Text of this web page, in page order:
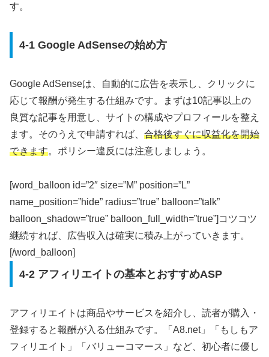
す。
4-1 Google AdSenseの始め方
Google AdSenseは、自動的に広告を表示し、クリックに
応じて報酬が発生する仕組みです。まずは10記事以上の
良質な記事を用意し、サイトの構成やプロフィールを整え
ます。そのうえで申請すれば、 合格後すぐに収益化を開始
できます。ポリシー違反には注意しましょう。
[word_balloon id=”2″ size=”M” position=”L”
name_position=”hide” radius=”true” balloon=”talk”
balloon_shadow=”true” balloon_full_width=”true”]コツコツ
継続すれば、広告収入は確実に積み上がっていきます。
[/word_balloon]
4-2 アフィリエイトの基本とおすすめASP
アフィリエイトは商品やサービスを紹介し、読者が購入・
登録すると報酬が入る仕組みです。「A8.net」「もしもア
フィリエイト」「バリューコマース」など、初心者に優し